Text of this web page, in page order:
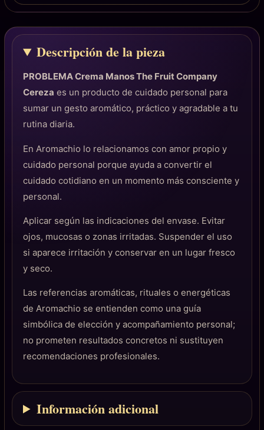
Descripción de la pieza
PROBLEMA Crema Manos The Fruit Company
Cereza es un producto de cuidado personal para
sumar un gesto aromático, práctico y agradable a tu
rutina diaria.
En Aromachio lo relacionamos con amor propio y
cuidado personal porque ayuda a convertir el
cuidado cotidiano en un momento más consciente y
personal.
Aplicar según las indicaciones del envase. Evitar
ojos, mucosas o zonas irritadas. Suspender el uso
si aparece irritación y conservar en un lugar fresco
y seco.
Las referencias aromáticas, rituales o energéticas
de Aromachio se entienden como una guía
simbólica de elección y acompañamiento personal;
no prometen resultados concretos ni sustituyen
recomendaciones profesionales.
Información adicional